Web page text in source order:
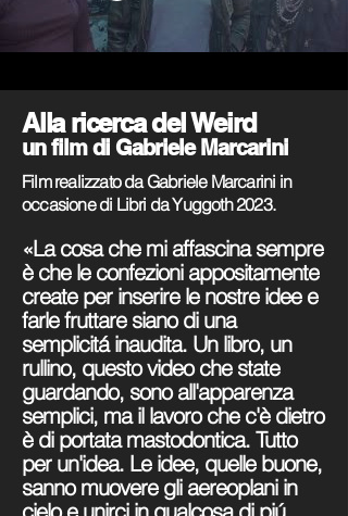
Alla ricerca del Weird
un film di Gabriele Marcarini
Film realizzato da Gabriele Marcarini in
occasione di Libri da Yuggoth 2023.
«La cosa che mi affascina sempre
è che le confezioni appositamente
create per inserire le nostre idee e
farle fruttare siano di una
semplicitá inaudita. Un libro, un
rullino, questo video che state
guardando, sono all'apparenza
semplici, ma il lavoro che c'è dietro
è di portata mastodontica. Tutto
per un'idea. Le idee, quelle buone,
sanno muovere gli aereoplani in